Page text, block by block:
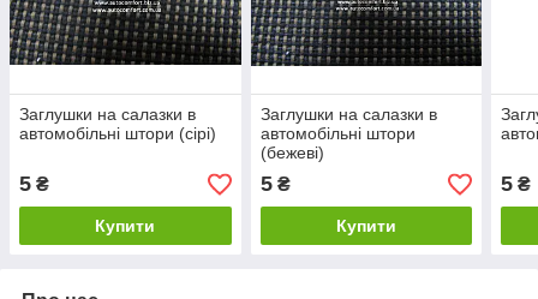
Заглушки на салазки в
автомобільні штори (сірі)
5 ₴
Купити
Заглушки на салазки в
автомобільні штори
(бежеві)
5₴
Купити
5 ₴